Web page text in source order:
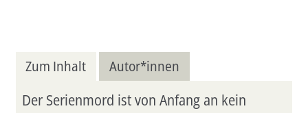
Zum Inhalt Autor*innen
Der Serienmord ist von Anfang an kein